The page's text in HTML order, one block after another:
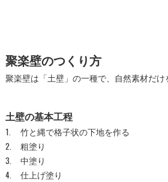
聚楽壁のつくり方
聚楽壁は「土壁」の一種で、自然素材だけ
土壁の基本工程
竹と縄で格子状の下地を作る
粗塗り
中塗り
仕上げ塗り